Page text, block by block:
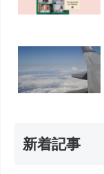
新着記事